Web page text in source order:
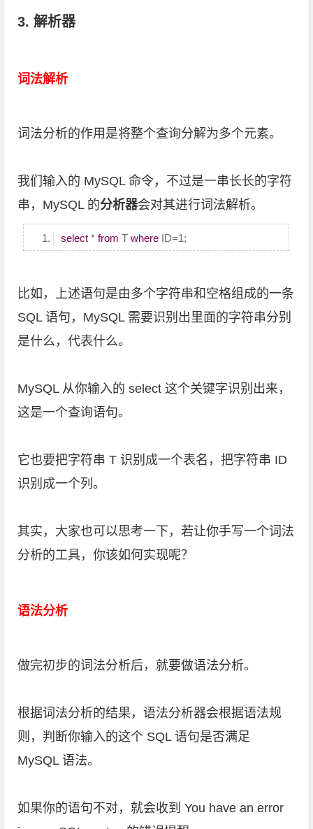
3. 解析器
词法解析
词法分析的作用是将整个查询分解为多个元素。
我们输入的 MySQL 命令，不过是一串长长的字符
串，MySQL 的分析器会对其进行词法解析。
select *from Twhere ID=1;
比如，上述语句是由多个字符串和空格组成的一条
SQL 语句，MySQL 需要识别出里面的字符串分别
是什么，代表什么。
MySQL 从你输入的 select 这个关键字识别出来，
这是一个查询语句。
它也要把字符串 T 识别成一个表名，把字符串 ID
识别成一个列。
其实，大家也可以思考一下，若让你手写一个词法
分析的工具，你该如何实现呢？
语法分析
做完初步的词法分析后，就要做语法分析。
根据词法分析的结果，语法分析器会根据语法规
则，判断你输入的这个 SQL 语句是否满足
MySQL 语法。
如果你的语句不对，就会收到 You have an error